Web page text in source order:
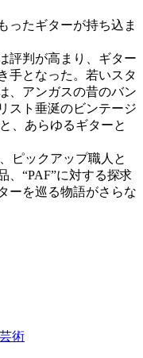
ったギターが持ち込ま
評判が高まり、ギター
手となった。若いスタ
、アンガスの昔のバン
スト垂涎のビンテージ
、あらゆるギターと
ピックアップ職人と
、“PAF”に対する探求
ーを巡る物語がさらな
術